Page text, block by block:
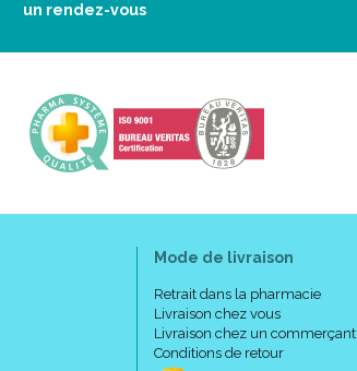
un rendez-vous
Mode de livraison
Retrait dans la pharmacie
Livraison chez vous
Livraison chez un commerçant
Conditions de retour